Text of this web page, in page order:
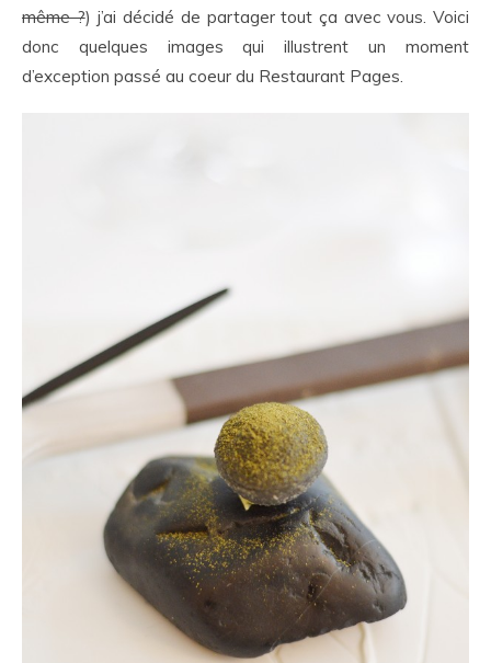
même ?) j’ai décidé de partager tout ça avec vous. Voici
donc quelques images qui illustrent un moment
d’exception passé au coeur du Restaurant Pages.